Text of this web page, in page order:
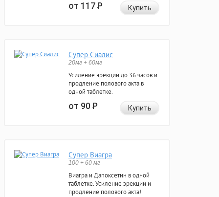
от 117Р Купить
Супер Сиалис
20мг + 60мг
Усиление эрекции до 36 часов и
продление полового акта в
одной таблетке.
от 90Р Купить
Супер Виагра
100 + 60 мг
Виагра и Дапоксетин в одной
таблетке. Усиление эрекции и
продление полового акта!